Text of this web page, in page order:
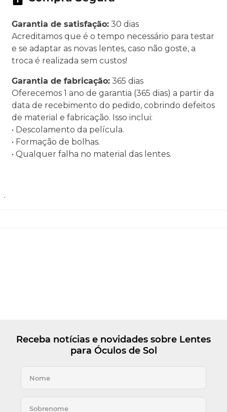
Garantia de satisfação: 30 dias
Acreditamos que é o tempo necessário para testar
e se adaptar as novas lentes, caso não goste, a
troca é realizada sem custos!
Garantia de fabricação: 365 dias
Oferecemos 1 ano de garantia (365 dias) a partir da
data de recebimento do pedido, cobrindo defeitos
de material e fabricação. Isso inclui:
• Descolamento da película.
• Formação de bolhas.
• Qualquer falha no material das lentes.
.
Receba notícias e novidades sobre Lentes
para Óculos de Sol